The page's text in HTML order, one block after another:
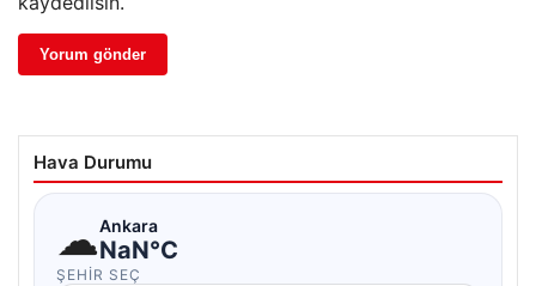
Hava Durumu
☁Ankara
NaN°C
ŞEHIR SEÇ